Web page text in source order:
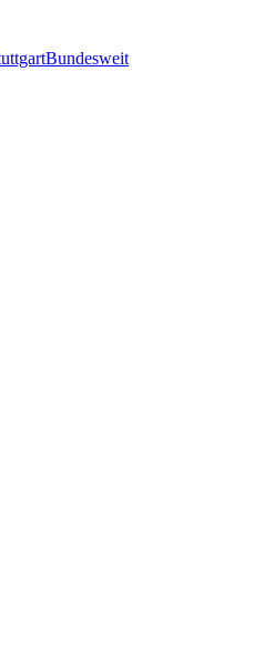
Bundesweit